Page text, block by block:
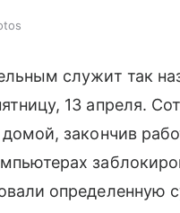
служит так
13 апреля.
закончив
определенную